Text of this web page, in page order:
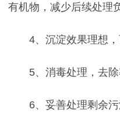
有机物，减少后续处理
4、沉淀效果理想，
5、消毒处理，去除
6、妥善处理剩余污